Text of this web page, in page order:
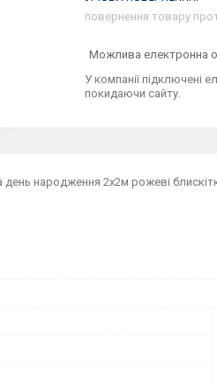
повернення товару
У компанії підключені
покидаючи сайту.
народження 2х2м рожеві